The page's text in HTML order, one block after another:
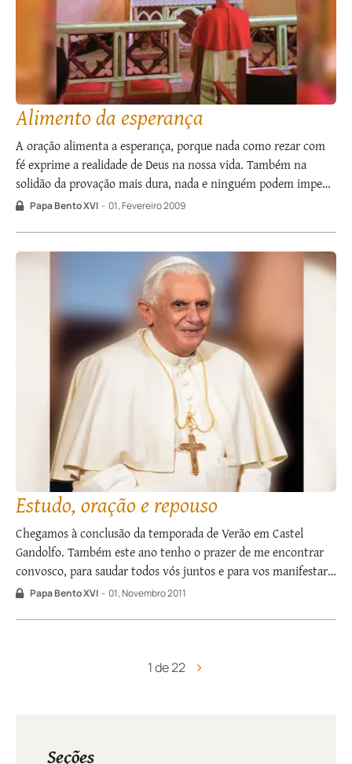
Alimento da esperança
A oração alimenta a esperança, porque nada como rezar com
fé exprime a realidade de Deus na nossa vida. Também na
solidão da provação mais dura, nada e ninguém podem impedir
que eu me dirija ao Pai, “no escondimento” do meu coração,
Papa Bento XVI - 01, Fevereiro 2009
Estudo, oração e repouso
Chegamos à conclusão da temporada de Verão em Castel
Gandolfo. Também este ano tenho o prazer de me encontrar
convosco, para saudar todos vós juntos e para vos manifestar
o meu reconhecimento pelo precioso serviço que
Papa Bento XVI - 01, Novembro 2011
1 de 22
Seções